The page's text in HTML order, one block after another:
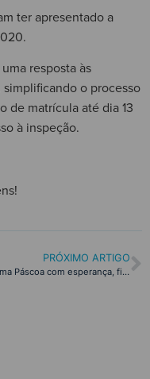
ter apresentado a
resposta às
o processo
de matrícula até dia 13
à inspeção.
PRÓXIMO ARTIGO
Para uma Páscoa com esperança, fique em casa em segurança!